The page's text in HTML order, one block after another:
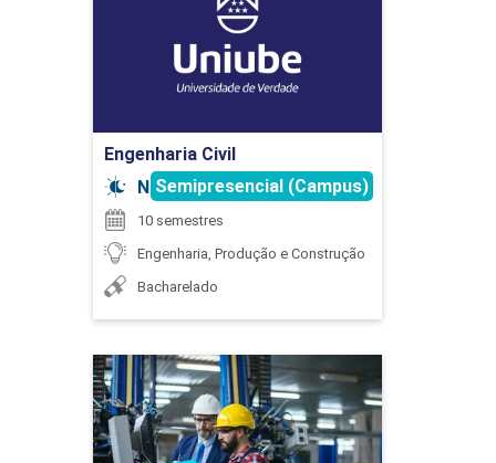
45
MECÂNICA
45
Engenharia Civil
Noturno
Semipresencial (Campus)
10 semestres
Engenharia, Produção e Construção
Bacharelado
Detalhes do curso
Engenharia de Controle e
Automação
Detalhes do curso